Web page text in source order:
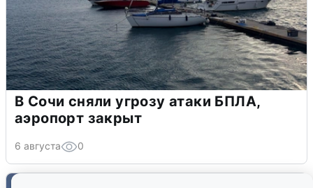
В Сочи сняли угрозу атаки БПЛА,
аэропорт закрыт
6 августа 0